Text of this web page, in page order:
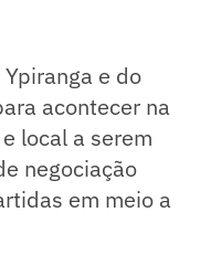
e do
acontecer na
local a serem
negociação
em meio a